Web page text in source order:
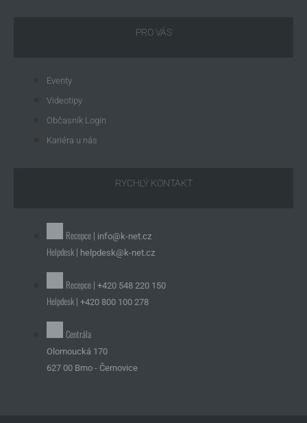
PRO VÁS
Eventy
Videotipy
Občasník Login
Kariéra u nás
RYCHLÝ KONTAKT
Recepce | info@k-net.cz
Helpdesk | helpdesk@k-net.cz
Recepce | +420 548 220 150
Helpdesk | +420 800 100 278
Centrála
Olomoucká 170
627 00 Brno - Černovice